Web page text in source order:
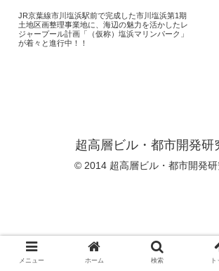
JR京葉線市川塩浜駅前で完成した市川塩浜第1期
土地区画整理事業地に、海辺の魅力を活かしたレ
ジャープール計画「（仮称）塩浜マリンパーク」
が着々と進行中！！
超高層ビル・都市開発研
© 2014 超高層ビル・都市開発研
メニュー ホーム 検索